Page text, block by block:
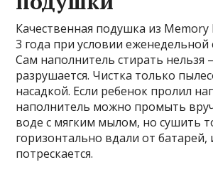
Качественная подушка из Memory
3 года при условии еженедельной
Сам наполнитель стирать нельзя
разрушается. Чистка только
насадкой. Если ребенок пролил
наполнитель можно промыть
воде с мягким мылом, но сушить
горизонтально вдали от батарей,
потрескается.